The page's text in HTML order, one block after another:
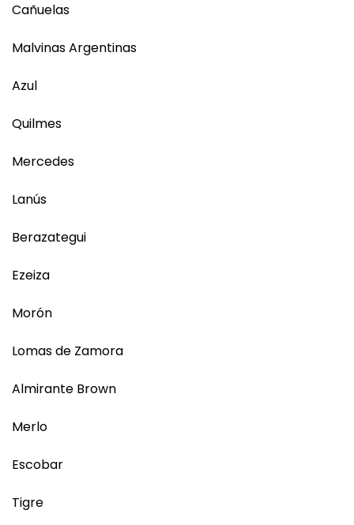
Cañuelas
Malvinas Argentinas
Azul
Quilmes
Mercedes
Lanús
Berazategui
Ezeiza
Morón
Lomas de Zamora
Almirante Brown
Merlo
Escobar
Tigre